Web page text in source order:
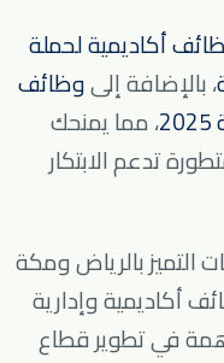
أكاديمية لحملة
، بالإضافة إلىوظائف
، مما يمنحك
تدعم الابتكار
بالرياض ومكة
أكاديمية وإدارية
في تطوير قطاع